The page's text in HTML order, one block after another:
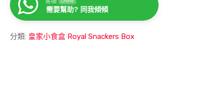
Online
需要幫助? 同我傾傾
分類: 皇家小食盒 Royal Snackers Box